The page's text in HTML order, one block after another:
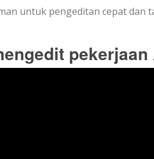
untuk pengeditan cepat dan
pekerjaan